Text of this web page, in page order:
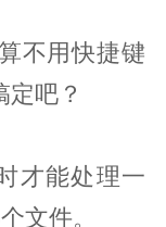
不用快捷键
吧？
才能处理一
文件。